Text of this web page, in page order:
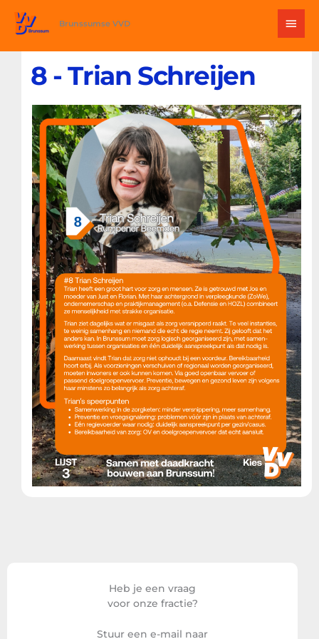
naar
inhoud
Brunssumse VVD
8 - Trian Schreijen
Heb je een vraag
voor onze fractie?
Stuur een e-mail naar